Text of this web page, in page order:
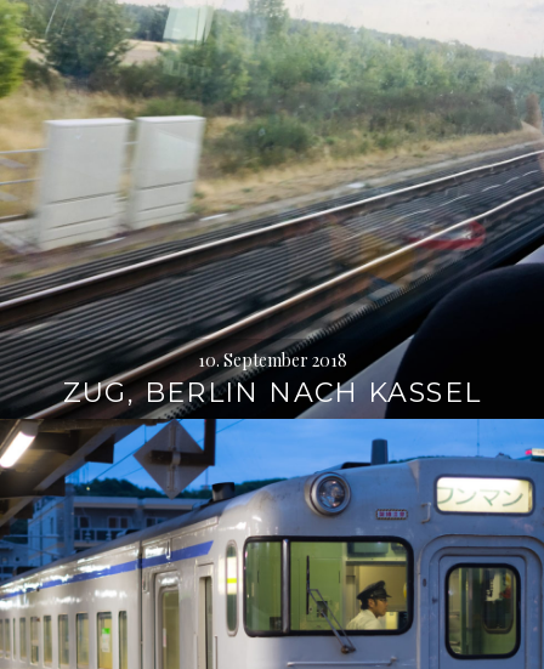
10. September 2018
ZUG, BERLIN NACH KASSEL